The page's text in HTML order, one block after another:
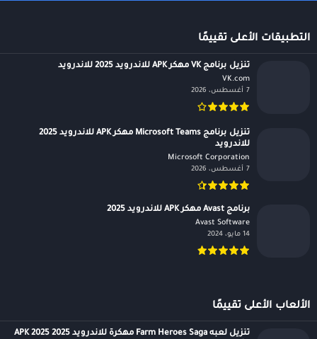
التطبيقات الأعلى تقييمًا
تنزيل برنامج VK مهكر APK للاندرويد 2025 للاندرويد
VK.com‏
7 أغسطس، 2026
تنزيل برنامج Microsoft Teams مهكر APK للاندرويد 2025
للاندرويد
Microsoft Corporation‏
7 أغسطس، 2026
برنامج Avast مهكر APK للاندرويد 2025
Avast Software‏
14 مايو، 2024
الألعاب الأعلى تقييمًا
تنزيل لعبه Farm Heroes Saga مهكرة للاندرويد APK 2025 2025